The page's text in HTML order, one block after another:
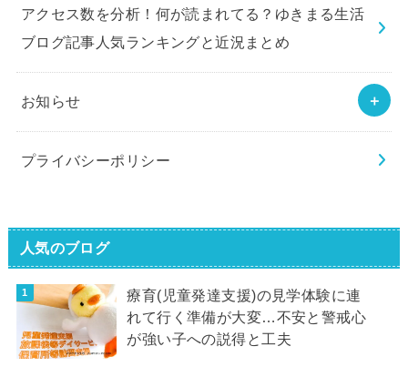
アクセス数を分析！何が読まれてる？ゆきまる生活
ブログ記事人気ランキングと近況まとめ
お知らせ
プライバシーポリシー
人気のブログ
療育(児童発達支援)の見学体験に連
れて行く準備が大変…不安と警戒心
が強い子への説得と工夫